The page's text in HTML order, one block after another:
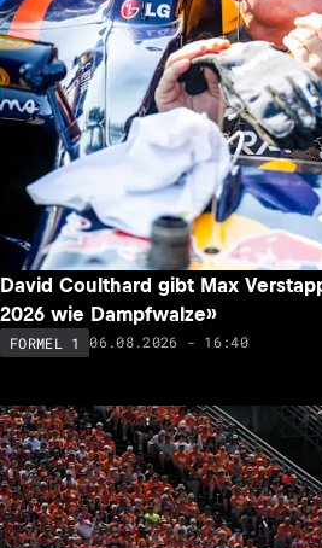
David Coulthard gibt Max
2026 wie Dampfwalze»
FORMEL 1 06.08.2026 - 16:40